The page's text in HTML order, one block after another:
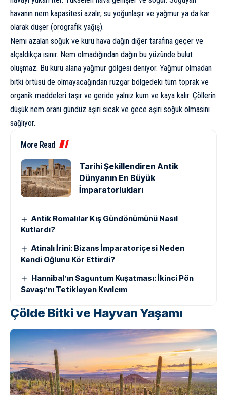
havanın nem kapasitesi azalır, su yoğunlaşır ve yağmur ya da kar
olarak düşer (orografik yağış).
Nemi azalan soğuk ve kuru hava dağın diğer tarafına geçer ve
alçaldıkça ısınır. Nem olmadığından dağın bu yüzünde bulut
oluşmaz. Bu kuru alana yağmur gölgesi deniyor. Yağmur olmadan
bitki örtüsü de olmayacağından rüzgar bölgedeki tüm toprak ve
organik maddeleri taşır ve geride yalnız kum ve kaya kalır. Çöllerin
düşük nem oranı gündüz aşırı sıcak ve gece aşırı soğuk olmasını
sağlıyor.
More Read
Tarihi Şekillendiren Antik
Dünyanın En Büyük
İmparatorlukları
Antik Romalılar Kış Gündönümünü Nasıl
Kutlardı?
Atinalı İrini: Bizans İmparatoriçesi Neden
Kendi Oğlunu Kör Ettirdi?
Hannibal’ın Saguntum Kuşatması: İkinci Pön
Savaşı’nı Tetikleyen Kıvılcım
Çölde Bitki ve Hayvan Yaşamı